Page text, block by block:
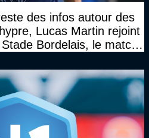
des infos autour des
Lucas Martin rejoint
Bordelais, le match